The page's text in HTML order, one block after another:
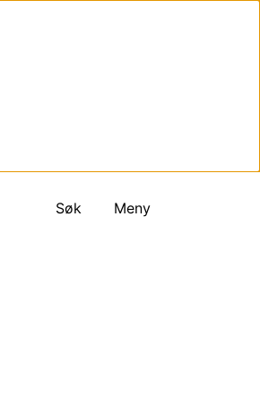
Søk
Meny